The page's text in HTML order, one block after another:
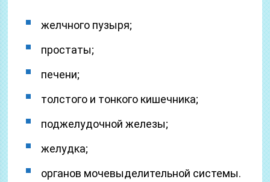
желчного пузыря;
простаты;
печени;
толстого и тонкого кишечника;
поджелудочной железы;
желудка;
органов мочевыделительной системы.